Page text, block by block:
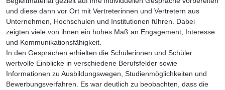
und diese dann vor Ort mit Vertreterinnen und Vertretern aus
Unternehmen, Hochschulen und Institutionen führen. Dabei
zeigten viele von ihnen ein hohes Maß an Engagement, Interesse
und Kommunikationsfähigkeit.
In den Gesprächen erhielten die Schülerinnen und Schüler
wertvolle Einblicke in verschiedene Berufsfelder sowie
Informationen zu Ausbildungswegen, Studienmöglichkeiten und
Bewerbungsverfahren. Es war deutlich zu beobachten, dass die